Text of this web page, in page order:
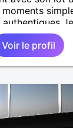
tout. Aux
Aux
qui sait
plaisir de
Voir le profil